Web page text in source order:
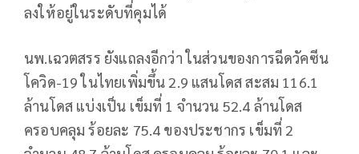
ลงให้อยู่ในระดับที่คุมได้
นพ.เฉวตสรร​ ยังแถลงอีกว่า​ ในส่วนของการฉีดวัคซีน
โควิด-19​ ในไทยเพิ่มขึ้น 2.9 แสนโดส สะสม 116.1
ล้านโดส แบ่งเป็น เข็มที่ 1 จำนวน 52.4 ล้านโดส
ครอบคลุม ร้อยละ 75.4 ของประชากร เข็มที่ 2